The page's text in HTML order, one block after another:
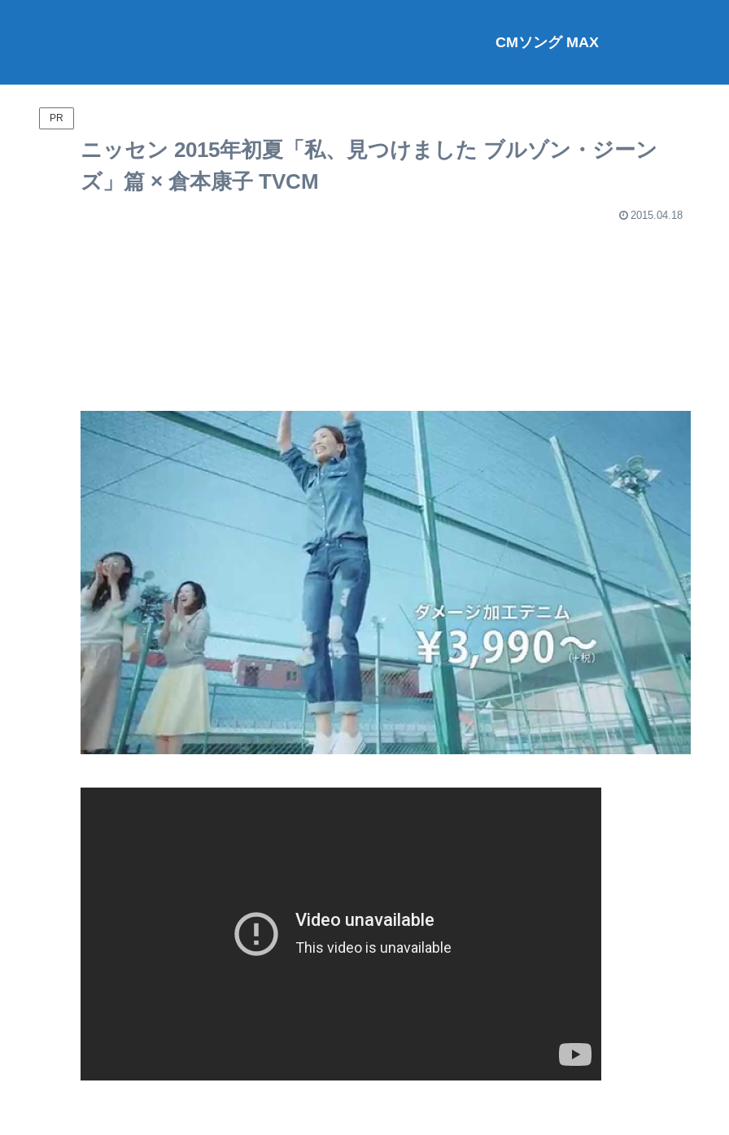
CMソング MAX
PR
ニッセン 2015年初夏「私、見つけました ブルゾン・ジーン
ズ」篇 × 倉本康子 TVCM
2015.04.18